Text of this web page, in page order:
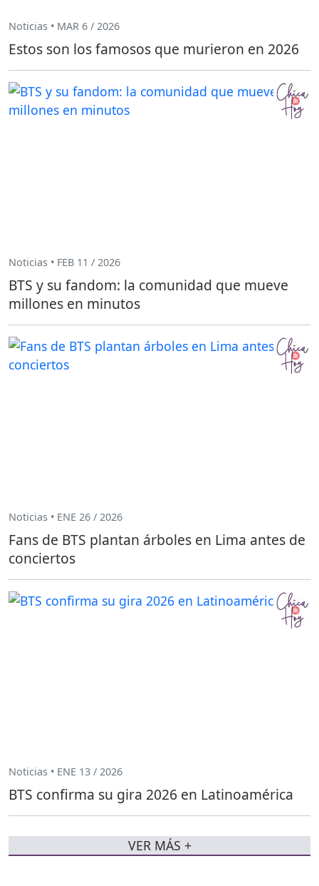
Noticias • MAR 6 / 2026
Estos son los famosos que murieron en 2026
Noticias • FEB 11 / 2026
BTS y su fandom: la comunidad que mueve
millones en minutos
Noticias • ENE 26 / 2026
Fans de BTS plantan árboles en Lima antes de
conciertos
Noticias • ENE 13 / 2026
BTS confirma su gira 2026 en Latinoamérica
VER MÁS +